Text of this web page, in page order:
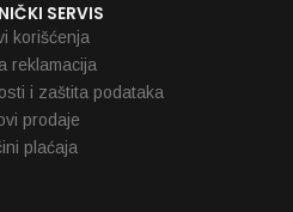
SERVIS
korišćenja
reklamacija
i zaštita podataka
prodaje
plaćaja